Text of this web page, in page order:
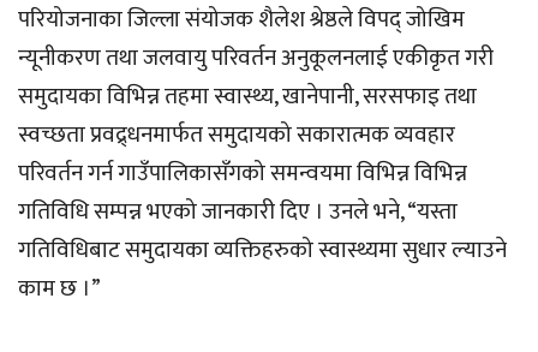
परियोजनाका जिल्ला संयोजक शैलेश श्रेष्ठले विपद् जोखिम
न्यूनीकरण तथा जलवायु परिवर्तन अनुकूलनलाई एकीकृत गरी
समुदायका विभिन्न तहमा स्वास्थ्य, खानेपानी, सरसफाइ तथा
स्वच्छता प्रवद्र्धनमार्फत समुदायको सकारात्मक व्यवहार
परिवर्तन गर्न गाउँपालिकासँगको समन्वयमा विभिन्न विभिन्न
गतिविधि सम्पन्न भएको जानकारी दिए । उनले भने, “यस्ता
गतिविधिबाट समुदायका व्यक्तिहरुको स्वास्थ्यमा सुधार ल्याउने
काम छ ।”